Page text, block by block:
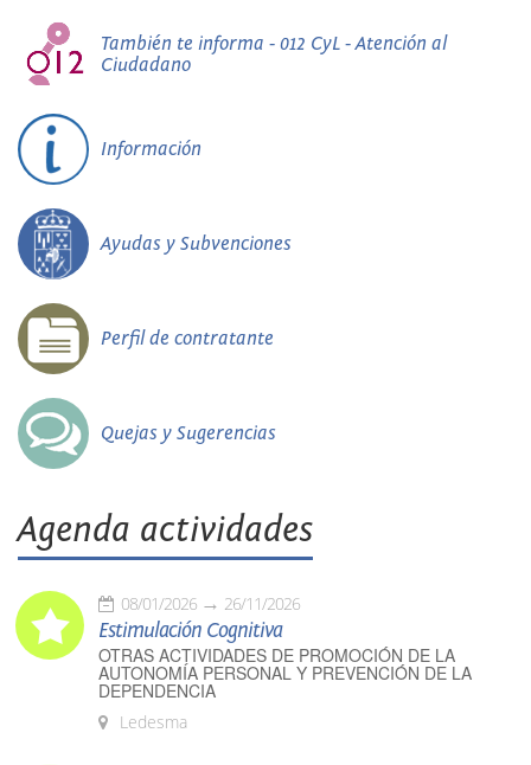
También te informa - 012 CyL - Atención al
Ciudadano
Información
Ayudas y Subvenciones
Perfil de contratante
Quejas y Sugerencias
Agenda actividades
08/01/2026 26/11/2026
Estimulación Cognitiva
OTRAS ACTIVIDADES DE PROMOCIÓN DE LA
AUTONOMÍA PERSONAL Y PREVENCIÓN DE LA
DEPENDENCIA
Ledesma